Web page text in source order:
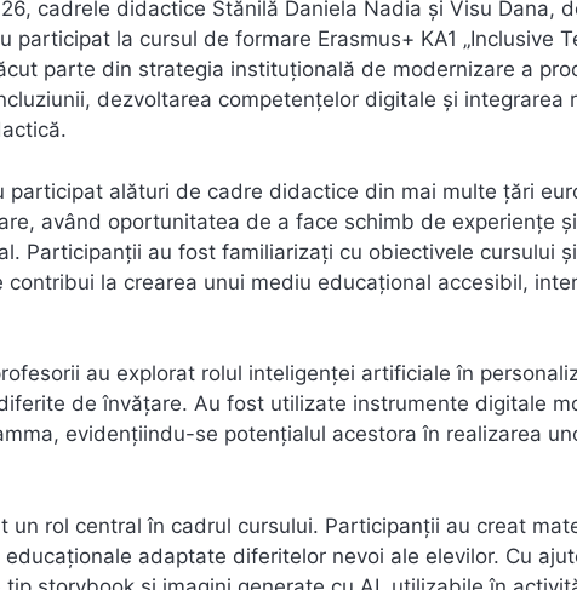
cadrele didactice Stănilă Daniela Nadia și Visu Dana,
participat la cursul de formare Erasmus+ KA1 „Inclusive
parte din strategia instituțională de modernizare a
dezvoltarea competențelor digitale și integrarea
participat alături de cadre didactice din mai multe țări
având oportunitatea de a face schimb de experiențe
Participanții au fost familiarizați cu obiectivele cursului
la crearea unui mediu educațional accesibil,
au explorat rolul inteligenței artificiale în
de învățare. Au fost utilizate instrumente digitale
evidențiindu-se potențialul acestora în realizarea
un rol central în cadrul cursului. Participanții au creat
adaptate diferitelor nevoi ale elevilor. Cu